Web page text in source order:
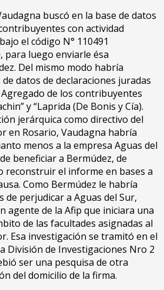
buscó en la base de datos
con actividad
el código N° 110491
para luego enviarle ésa
Del mismo modo habría
datos de declaraciones juradas
de los contribuyentes
y “Laprida (De Bonis y Cía).
jerárquica como directivo del
en Rosario, Vaudagna habría
menos a la empresa Aguas del
beneficiar a Bermúdez, de
reconstruir el informe en bases a
Como Bermúdez le habría
de perjudicar a Aguas del Sur,
agente de la Afip que iniciara una
de las facultades asignadas al
Esa investigación se tramitó en el
División de Investigaciones Nro 2
ser una pesquisa de otra
del domicilio de la firma.